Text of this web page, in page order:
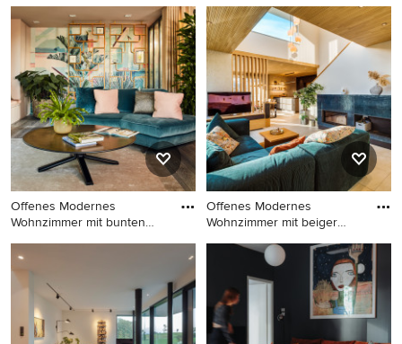
Modernes Wohnzimmer mit
Kaminofen in Berlin
Modernes Wohnzimmer mit
beiger Wandfarbe, braunem
Holzboden und braunem
Boden in Frankfurt am Main
Offenes Modernes
Wohnzimmer mit bunten
Offenes Modernes
Wohnzimmer mit bunten
Wänden, dunklem
Holzboden, braunem Boden
und Tapetenwänden in
Offenes Modernes
Wohnzimmer mit beiger
Offenes Modernes
Wohnzimmer mit beiger
Wandfarbe, Gaskamin,
blauem Boden und
Holzdecke in Dresden